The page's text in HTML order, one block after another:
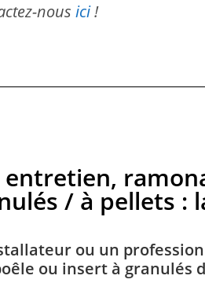
nousici!
/ à pellets :
ou un
ou insert à granulés